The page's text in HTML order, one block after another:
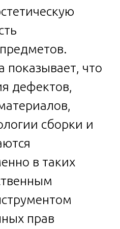
показывает, что
дефектов,
сборки и
в таких
прав